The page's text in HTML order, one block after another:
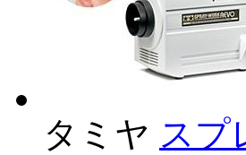
タミヤ スプ